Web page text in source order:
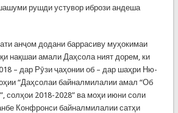
рушди устувор ибрози андеша
анҷом додани баррасиву муҳокимаи
нақшаи амали Даҳсола ният дорем, ки
– дар Рӯзи ҷаҳонии об – дар шаҳри Ню-
“Даҳсолаи байналмилалии амал “Об
солҳои 2018-2028” ва моҳи июни соли
Конфронси байналмилалии сатҳи